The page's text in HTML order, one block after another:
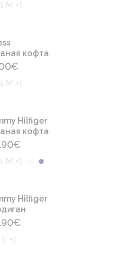
M +1
кофта
€
M +1
Hilfiger
кофта
€
M +1
Hilfiger
€
+1